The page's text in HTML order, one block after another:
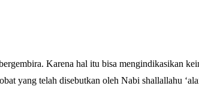
Karena hal itu bisa mengindikasikan
yang telah disebutkan oleh Nabi shallallahu